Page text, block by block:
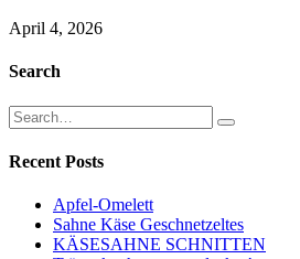
April 4, 2026
Search
Recent Posts
Apfel-Omelett
Sahne Käse Geschnetzeltes
KÄSESAHNE SCHNITTEN